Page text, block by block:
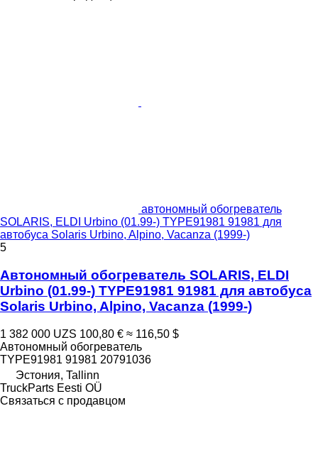
автономный обогреватель
SOLARIS, ELDI Urbino (01.99-) TYPE91981 91981 для
автобуса Solaris Urbino, Alpino, Vacanza (1999-)
5
Автономный обогреватель SOLARIS, ELDI
Urbino (01.99-) TYPE91981 91981 для автобуса
Solaris Urbino, Alpino, Vacanza (1999-)
1 382 000 UZS 100,80 € ≈ 116,50 $
Автономный обогреватель
TYPE91981 91981 20791036
Эстония, Tallinn
TruckParts Eesti OÜ
Связаться с продавцом